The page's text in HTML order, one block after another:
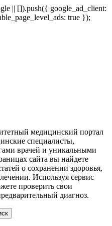
|| []).push({ google_ad_client:
true });
медицинский портал
специалисты,
врачей и уникальными
сайта вы найдете
о сохранении здоровья,
Используя сервис
проверить свои
диагноз.